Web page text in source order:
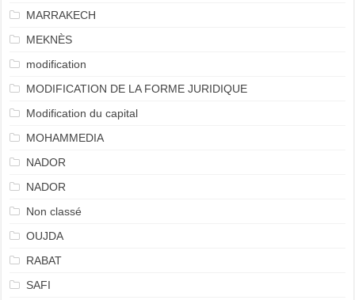
MARRAKECH
MEKNÈS
modification
MODIFICATION DE LA FORME JURIDIQUE
Modification du capital
MOHAMMEDIA
NADOR
NADOR
Non classé
OUJDA
RABAT
SAFI